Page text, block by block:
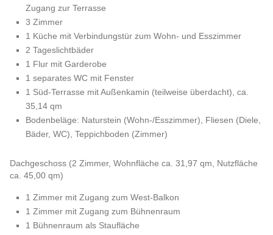
Zugang zur Terrasse
3 Zimmer
1 Küche mit Verbindungstür zum Wohn- und Esszimmer
2 Tageslichtbäder
1 Flur mit Garderobe
1 separates WC mit Fenster
1 Süd-Terrasse mit Außenkamin (teilweise überdacht), ca.
35,14 qm
Bodenbeläge: Naturstein (Wohn-/Esszimmer), Fliesen (Diele,
Bäder, WC), Teppichboden (Zimmer)
Dachgeschoss (2 Zimmer, Wohnfläche ca. 31,97 qm, Nutzfläche
ca. 45,00 qm)
1 Zimmer mit Zugang zum West-Balkon
1 Zimmer mit Zugang zum Bühnenraum
1 Bühnenraum als Staufläche